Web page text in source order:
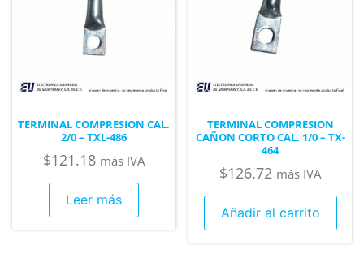
TERMINAL COMPRESION CAL.
2/0 – TXL-486
$121.18 más IVA
Leer más
TERMINAL COMPRESION
CAÑON CORTO CAL. 1/0 – TX-
464
$126.72 más IVA
Añadir al carrito